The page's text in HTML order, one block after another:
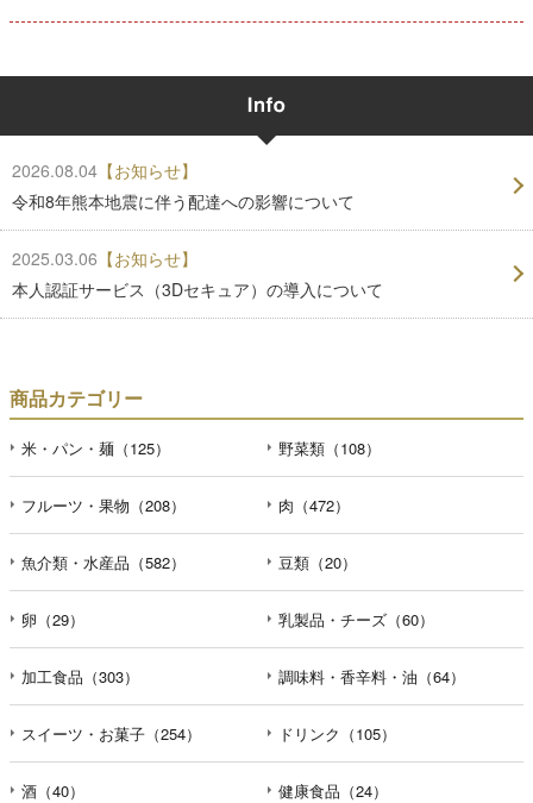
2026.08.04 【お知らせ】
令和8年熊本地震に伴う配達への影響について
2025.03.06 【お知らせ】
本人認証サービス（3Dセキュア）の導入について
商品カテゴリー
米・パン・麺（125） 野菜類（108）
フルーツ・果物（208） 肉（472）
魚介類・水産品（582） 豆類（20）
卵（29） 乳製品・チーズ（60）
加工食品（303） 調味料・香辛料・油（64）
スイーツ・お菓子（254） ドリンク（105）
酒（40） 健康食品（24）